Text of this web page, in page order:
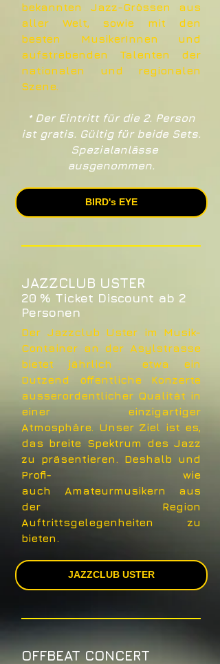
bekannten Jazz-Grössen aus
aller Welt, sowie mit den
besten MusikerInnen und
aufstrebenden Talenten der
nationalen und regionalen
Szene.
* Der Eintritt für die 2. Person
ist gratis. Gültig für beide Sets.
Spezialanlässe
ausgenommen.
BIRD's EYE
JAZZCLUB USTER
20 % Ticket Discount ab 2
Personen
Der Jazzclub Uster im Musik-
Container an der Asylstrasse
bietet jährlich etwa ein
Dutzend öffentliche Konzerte
ausserordentlicher Qualität in
einer einzigartiger
Atmosphäre. Unser Ziel ist es,
das breite Spektrum des Jazz
zu präsentieren. Deshalb und
Profi- wie
auch Amateurmusikern aus
der Region
Auftrittsgelegenheiten zu
bieten.
JAZZCLUB USTER
OFFBEAT CONCERT